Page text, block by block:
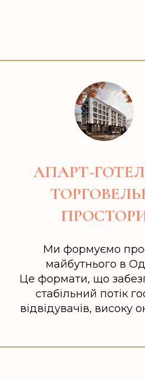
АПАРТ-
Ми формуємо
майбутнього в
Це формати, що
стабільний потік
відвідувачів, високу